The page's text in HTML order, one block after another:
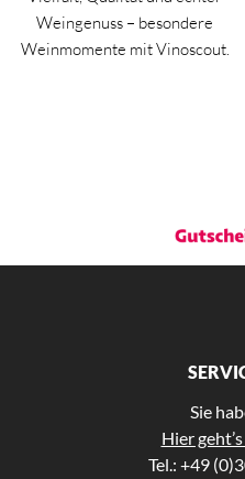
Weingenuss – besondere
Weinmomente mit Vinoscout.
Sie
Hier
Tel.: +49